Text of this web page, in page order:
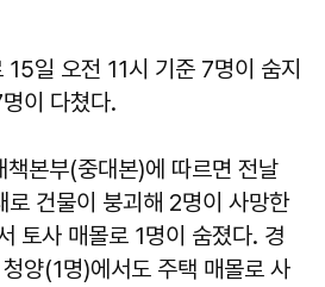
일 오전 11시 기준 7명이 숨지
이 다쳤다.
본부(중대본)에 따르면 전날
로 건물이 붕괴해 2명이 사망한
토사 매몰로 1명이 숨졌다. 경
양(1명)에서도 주택 매몰로 사